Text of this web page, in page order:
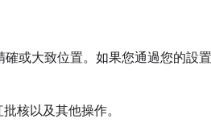
或大致位置。如果您通過您的設
核以及其他操作。